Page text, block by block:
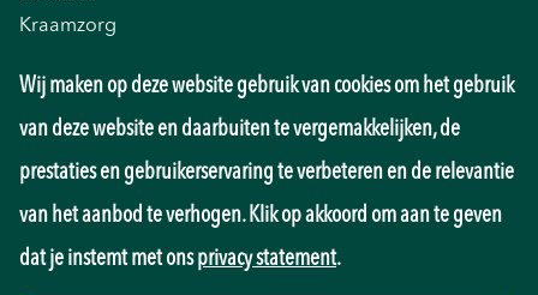
Kraamzorg
Management
Marketing
Overheid
Pedagogiek
Productie
Retail
Wij maken op deze website gebruik van cookies om het gebruik
van deze website en daarbuiten te vergemakkelijken, de
prestaties en gebruikerservaring te verbeteren en de relevantie
van het aanbod te verhogen. Klik op akkoord om aan te geven
dat je instemt met onsprivacy statement.